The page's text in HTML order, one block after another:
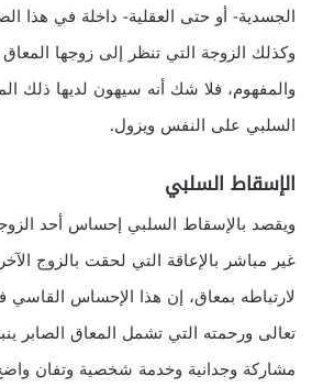
الجسدية- أو حتى العقلية- داخلة في هذا
وكذلك الزوجة التي تنظر إلى زوجها
والمفهوم، فلا شك أنه سيهون لديها ذلك
السلبي على النفس ويزول.
الإسقاط السلبي
ويقصد بالإسقاط السلبي إحساس أحد
غير مباشر بالإعاقة التي لحقت بالزوج
لارتباطه بمعاق، إن هذا الإحساس القاسي
تعالى ورحمته التي تشمل المعاق الصابر
مشاركة وجدانية وخدمة شخصية وتفان